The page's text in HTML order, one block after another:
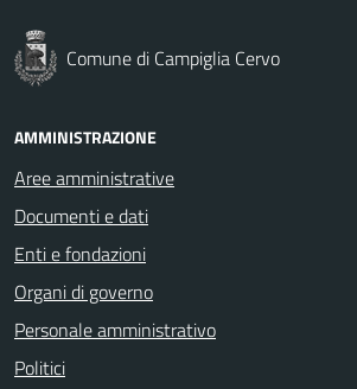
Comune di Campiglia Cervo
AMMINISTRAZIONE
Aree amministrative
Documenti e dati
Enti e fondazioni
Organi di governo
Personale amministrativo
Politici